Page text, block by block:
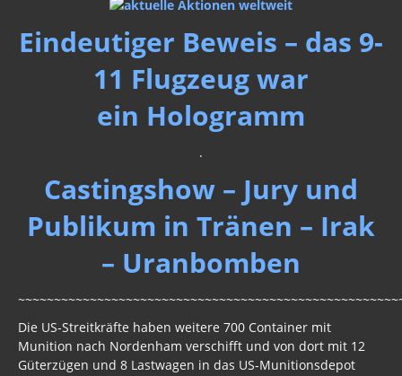
Schweden
Norwegen
England
Frankreich
Polen
Schweiz
Spanien
Eindeutiger Beweis – das 9-
11 Flugzeug war
ein Hologramm
.
Castingshow – Jury und
Publikum in Tränen – Irak
– Uranbomben
Die US-Streitkräfte haben weitere 700 Container mit
Munition nach Nordenham verschifft und von dort mit 12
Güterzügen und 8 Lastwagen in das US-Munitionsdepot